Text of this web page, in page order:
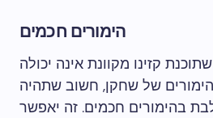
הימורים חכמים
קזינו מקוונת אינה יכולה
של שחקן, חשוב שתהיה
בהימורים חכמים. זה יאפשר